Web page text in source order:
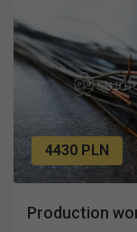
4430 PLN
Production